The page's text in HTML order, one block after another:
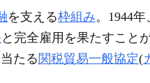
を支える枠組み。1944年
と完全雇用を果たすこと
たる 関税貿易一般協定(